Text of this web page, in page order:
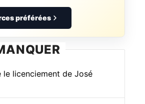
préférées
le licenciement de José